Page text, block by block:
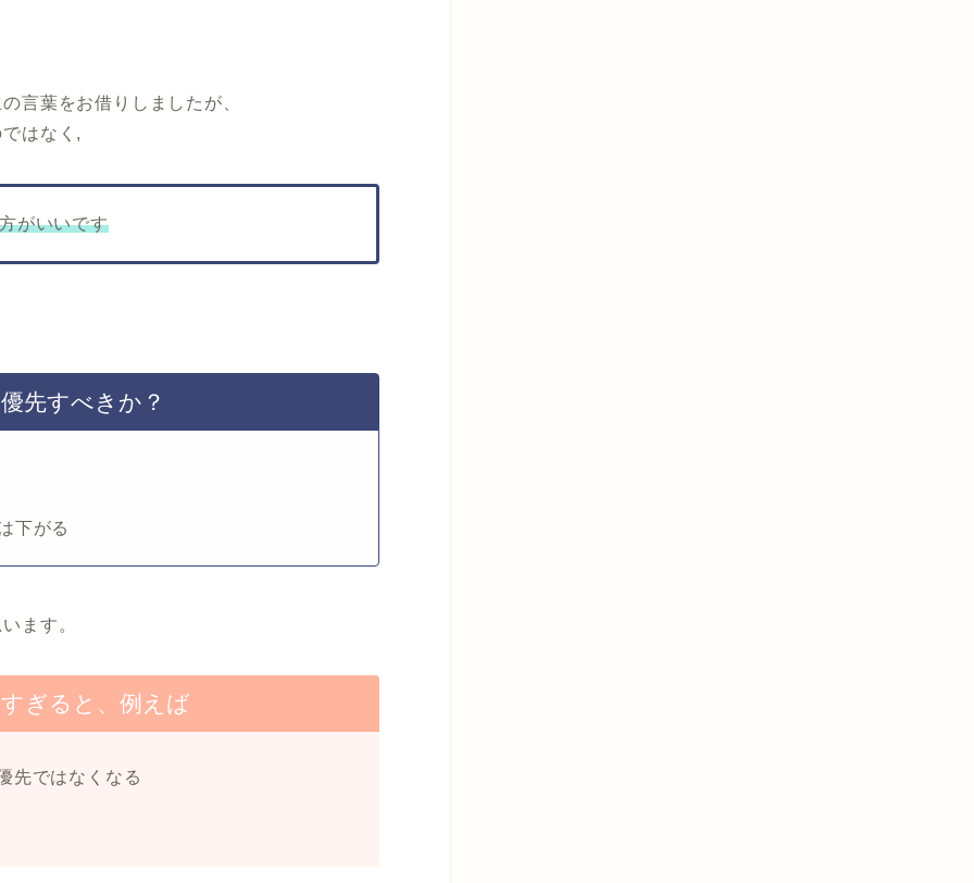
言葉をお借りしましたが、
はなく,
がいいです
先すべきか？
下がる
ます。
ぎると、例えば
先ではなくなる